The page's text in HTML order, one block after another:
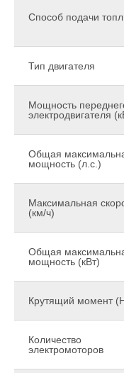
Способ подачи
Тип двигателя
Мощность
электродвигателя
Общая
мощность (л.с.)
Максимальная
(км/ч)
Общая
мощность (кВт)
Крутящий момент
Количество
электромоторов